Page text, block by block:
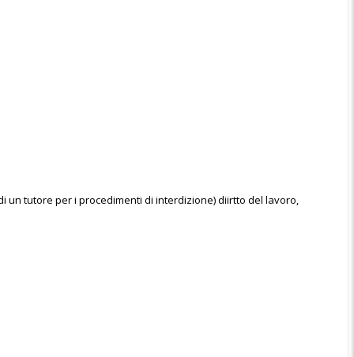
un tutore per i procedimenti di interdizione) diirtto del lavoro,